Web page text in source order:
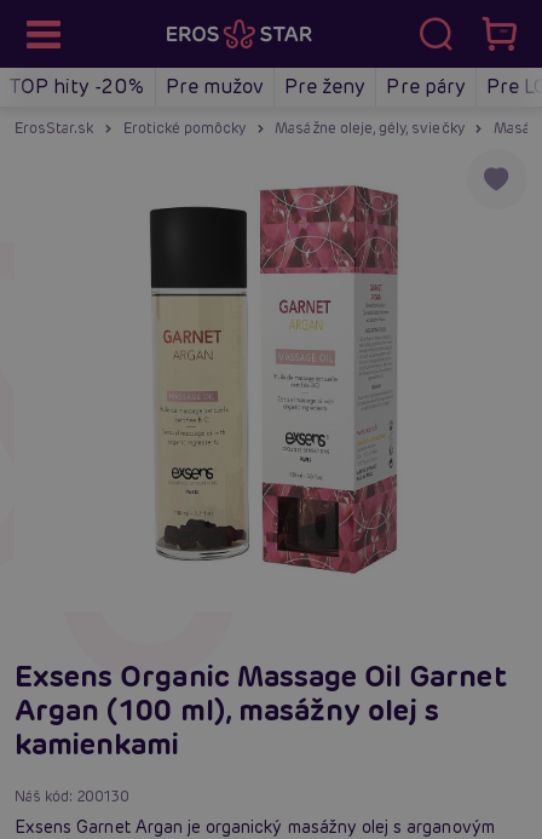
TOP hity -20% Pre mužov Pre ženy Pre páry Pre
ErosStar.sk Erotické pomôcky Masážne oleje, gély, sviečky
Exsens Organic Massage Oil Garnet
Argan (100 ml), masážny olej s
kamienkami
Náš kód: 200130
Exsens Garnet Argan je organický masážny olej s arganovým